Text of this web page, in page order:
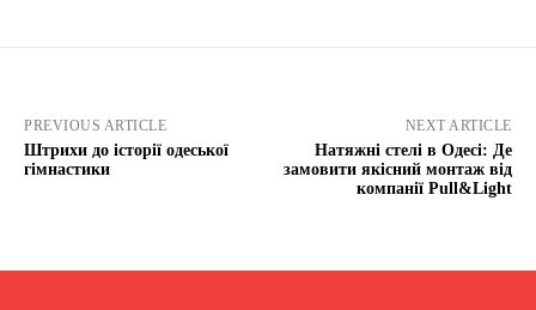
PREVIOUS ARTICLE
Штрихи до історії одеської
гімнастики
NEXT ARTICLE
Натяжні стелі в Одесі: Де
замовити якісний монтаж від
компанії Pull&Light